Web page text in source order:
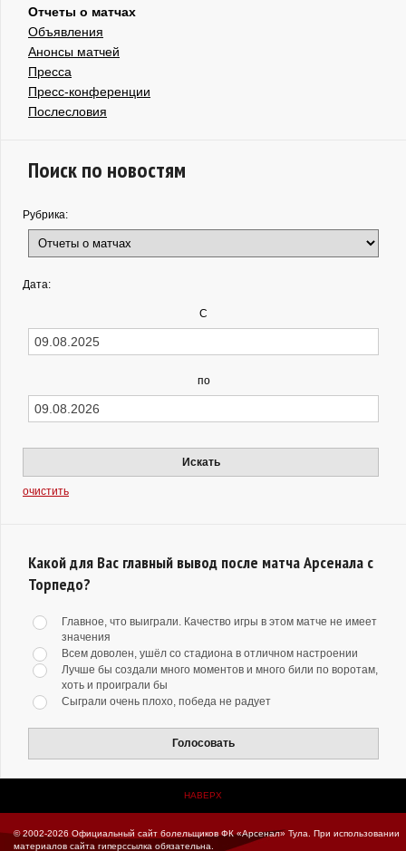
Отчеты о матчах
Объявления
Анонсы матчей
Пресса
Пресс-конференции
Послесловия
Поиск по новостям
Рубрика:
Дата:
С
по
Искать
очистить
Какой для Вас главный вывод после матча Арсенала с
Торпедо?
Главное, что выиграли. Качество игры в этом матче не имеет
значения
Всем доволен, ушёл со стадиона в отличном настроении
Лучше бы создали много моментов и много били по воротам,
хоть и проиграли бы
Сыграли очень плохо, победа не радует
Голосовать
НАВЕРХ
© 2002-2026 Официальный сайт болельщиков ФК «Арсенал» Тула.
При использовании
материалов сайта гиперссылка обязательна.